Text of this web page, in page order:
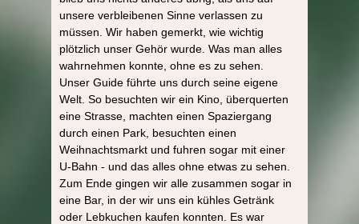
unsere verbleibenen Sinne verlassen zu
müssen. Wir haben gemerkt, wie wichtig
plötzlich unser Gehör wurde. Was man alles
wahrnehmen konnte, ohne es zu sehen.
Unser Guide führte uns durch seine eigene
Welt. So besuchten wir ein Kino, überquerten
eine Strasse, machten einen Spaziergang
durch einen Park, besuchten einen
Weihnachtsmarkt und fuhren sogar mit einer
U-Bahn - und das alles ohne etwas zu sehen.
Zum Ende gingen wir alle zusammen sogar in
eine Bar, in der wir uns ein kühles Getränk
oder Lebkuchen kaufen konnten. Es war